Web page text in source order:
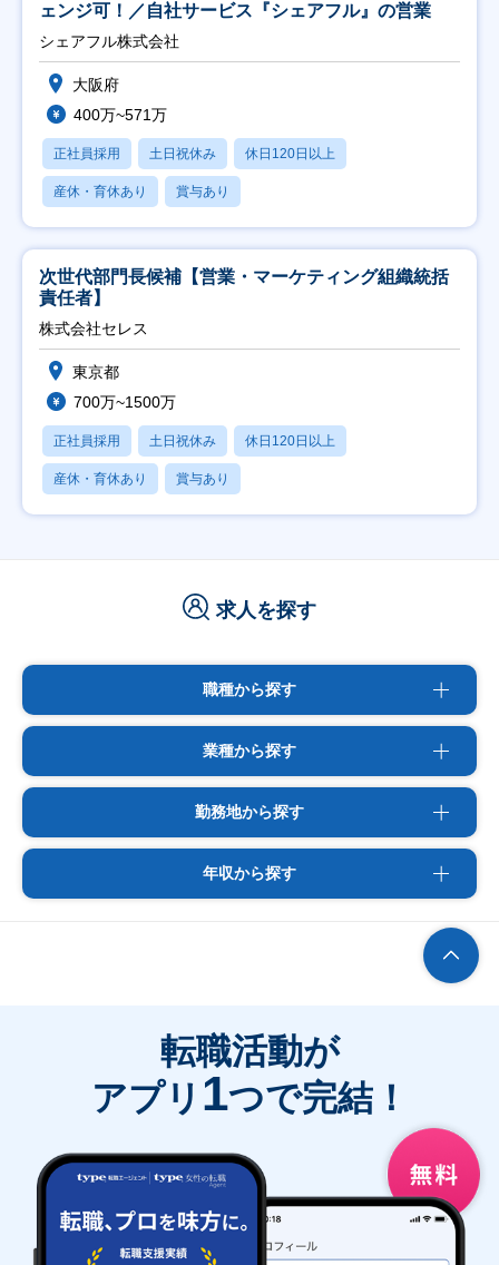
ェンジ可！／自社サービス『シェアフル』の営業
シェアフル株式会社
大阪府
400万~571万
正社員採用 土日祝休み 休日120日以上
産休・育休あり 賞与あり
次世代部門長候補【営業・マーケティング組織統括
責任者】
株式会社セレス
東京都
700万~1500万
正社員採用 土日祝休み 休日120日以上
産休・育休あり 賞与あり
求人を探す
職種から探す
業種から探す
勤務地から探す
年収から探す
転職活動が
アプリ 1つで完結！